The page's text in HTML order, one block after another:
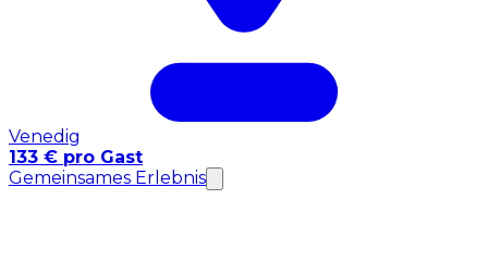
Venedig
133 € pro Gast
Gemeinsames Erlebnis